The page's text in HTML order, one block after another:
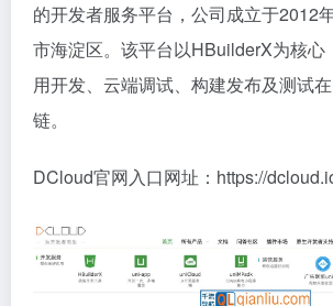
的开发者服务平台，公司成立于2012
市海淀区。该平台以HBuilderX为核心
用开发、云端调试、构建发布及测试
链。
DCloud官网入口网址：https://